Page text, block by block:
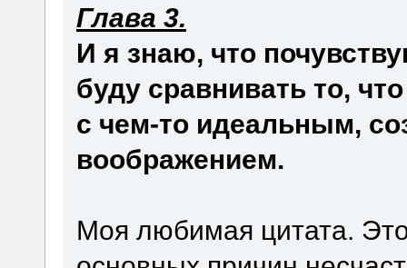
Глава 3.
И я знаю, что
буду сравнивать то,
с чем-то идеальным,
воображением.
Моя любимая цитата.